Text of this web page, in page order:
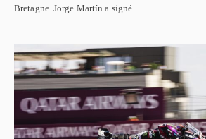
Bretagne. Jorge Martín a signé…